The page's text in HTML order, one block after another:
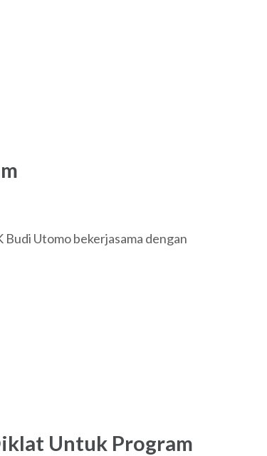
Utomo bekerjasama dengan
Untuk Program